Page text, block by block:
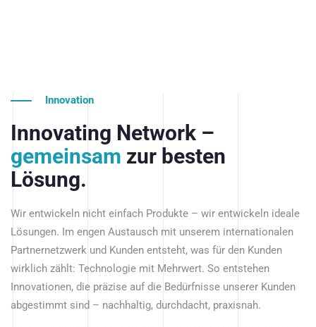
Innovation
Innovating Network –
gemeinsam zur besten
Lösung.
Wir entwickeln nicht einfach Produkte – wir entwickeln ideale
Lösungen. Im engen Austausch mit unserem internationalen
Partnernetzwerk und Kunden entsteht, was für den Kunden
wirklich zählt: Technologie mit Mehrwert. So entstehen
Innovationen, die präzise auf die Bedürfnisse unserer Kunden
abgestimmt sind – nachhaltig, durchdacht, praxisnah.